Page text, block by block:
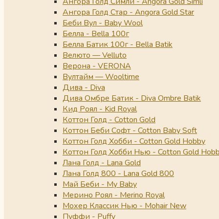
Ангора Голд Стар - Angora Gold Star
Беби Вул - Baby Wool
Белла - Bella 100г
Белла Батик 100г - Bella Batik
Велюто — Velluto
Верона - VERONA
Вултайм — Wooltime
Дива - Diva
Дива Омбре Батик - Diva Ombre Batik
Кид Роял - Kid Royal
Коттон Голд - Cotton Gold
Коттон Беби Софт - Cotton Baby Soft
Коттон Голд Хобби - Cotton Gold Hobby
Коттон Голд Хобби Нью - Cotton Gold
Лана Голд - Lana Gold
Лана Голд 800 - Lana Gold 800
Май Беби - My Baby
Мерино Роял - Merino Royal
Мохер Классик Нью - Mohair New
Пуффи - Puffy